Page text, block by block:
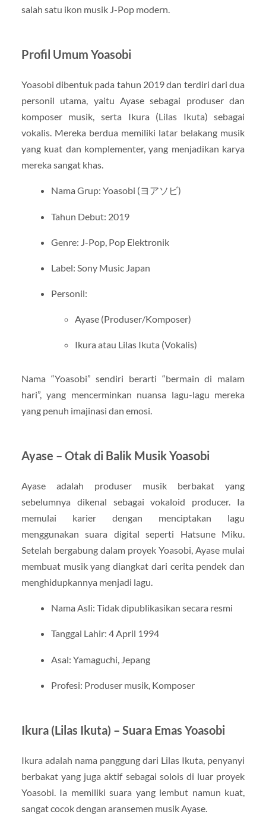
salah satu ikon musik J-Pop modern.
Profil Umum Yoasobi
Yoasobi dibentuk pada tahun 2019 dan terdiri dari dua
personil utama, yaitu Ayase sebagai produser dan
komposer musik, serta Ikura (Lilas Ikuta) sebagai
vokalis. Mereka berdua memiliki latar belakang musik
yang kuat dan komplementer, yang menjadikan karya
mereka sangat khas.
Nama Grup: Yoasobi (ヨアソビ)
Tahun Debut: 2019
Genre: J-Pop, Pop Elektronik
Label: Sony Music Japan
Personil:
Ayase (Produser/Komposer)
Ikura atau Lilas Ikuta (Vokalis)
Nama “Yoasobi” sendiri berarti “bermain di malam
hari”, yang mencerminkan nuansa lagu-lagu mereka
yang penuh imajinasi dan emosi.
Ayase – Otak di Balik Musik Yoasobi
Ayase adalah produser musik berbakat yang
sebelumnya dikenal sebagai vokaloid producer. Ia
memulai karier dengan menciptakan lagu
menggunakan suara digital seperti Hatsune Miku.
Setelah bergabung dalam proyek Yoasobi, Ayase mulai
membuat musik yang diangkat dari cerita pendek dan
menghidupkannya menjadi lagu.
Nama Asli: Tidak dipublikasikan secara resmi
Tanggal Lahir: 4 April 1994
Asal: Yamaguchi, Jepang
Profesi: Produser musik, Komposer
Ikura (Lilas Ikuta) – Suara Emas Yoasobi
Ikura adalah nama panggung dari Lilas Ikuta, penyanyi
berbakat yang juga aktif sebagai solois di luar proyek
Yoasobi. Ia memiliki suara yang lembut namun kuat,
sangat cocok dengan aransemen musik Ayase.